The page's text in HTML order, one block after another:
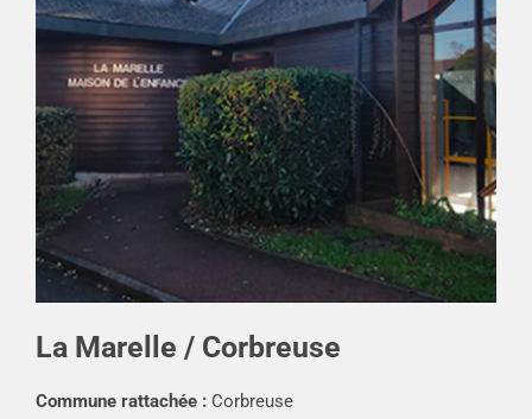
La Marelle / Corbreuse
Commune rattachée :Corbreuse